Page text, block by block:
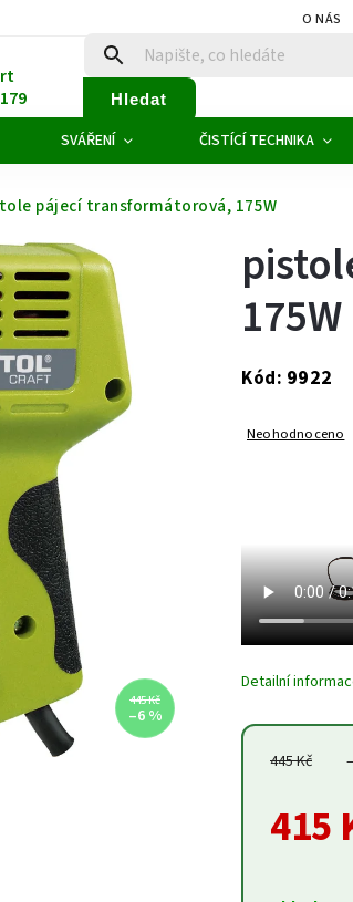
O NÁS
Hledat
SVÁŘENÍ ČISTÍCÍ TECHNIKA
pájecí transformátorová, 175W
445 Kč
–6 %
445 Kč
415
175W
Kód: 9922
Neohodnoceno
Detailní